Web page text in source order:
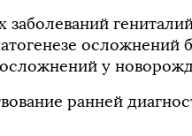
заболеваний
осложнений
у
ранней